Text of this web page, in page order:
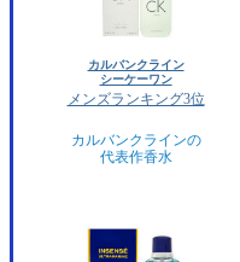
カルバンクライン
シーケーワン
メンズランキング3位
カルバンクラインの
代表作香水